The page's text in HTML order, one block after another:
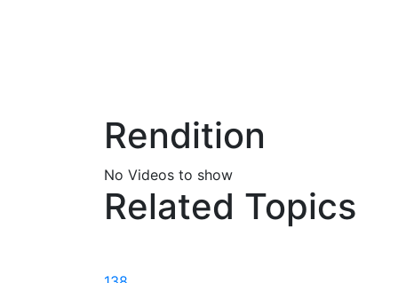
Rendition
No Videos to show
Related Topics